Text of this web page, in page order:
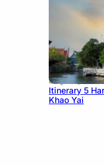
July 20, 2026
Itinerary 5
Khao Yai